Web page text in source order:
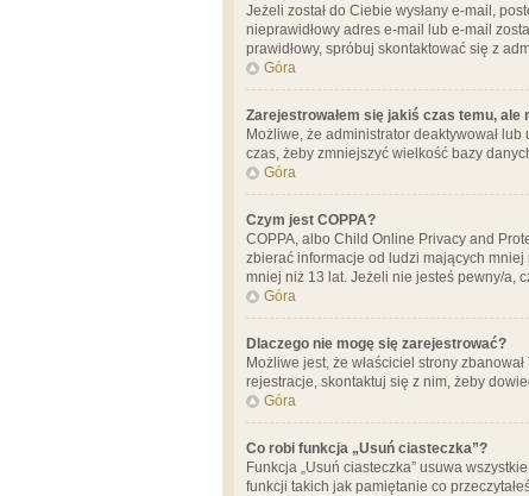
Jeżeli został do Ciebie wysłany e-mail,
nieprawidłowy adres e-mail lub e-mail
prawidłowy, spróbuj skontaktować się z
Góra
Zarejestrowałem się jakiś czas temu, ale
Możliwe, że administrator deaktywował
czas, żeby zmniejszyć wielkość bazy
Góra
Czym jest COPPA?
COPPA, albo Child Online Privacy and
zbierać informacje od ludzi mających
mniej niż 13 lat. Jeżeli nie jesteś pewny/a,
Góra
Dlaczego nie mogę się zarejestrować?
Możliwe jest, że właściciel strony
rejestracje, skontaktuj się z nim, żeby
Góra
Co robi funkcja „Usuń ciasteczka”?
Funkcja „Usuń ciasteczka” usuwa
funkcji takich jak pamiętanie co